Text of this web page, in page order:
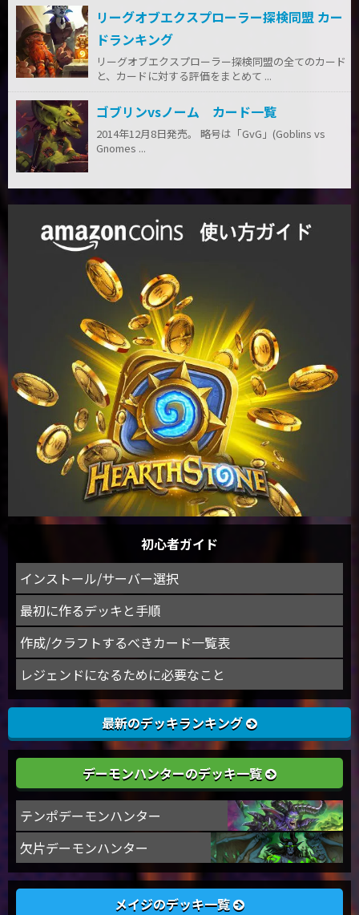
リーグオブエクスプローラー探検同盟 カー
ドランキング
リーグオブエクスプローラー探検同盟の全てのカード
と、カードに対する評価をまとめて ...
ゴブリンvsノーム カード一覧
2014年12月8日発売。 略号は「GvG」(Goblins vs
Gnomes ...
初心者ガイド
インストール/サーバー選択
最初に作るデッキと手順
作成/クラフトするべきカード一覧表
レジェンドになるために必要なこと
最新のデッキランキング
デーモンハンターのデッキ一覧
テンポデーモンハンター
欠片デーモンハンター
メイジのデッキ一覧